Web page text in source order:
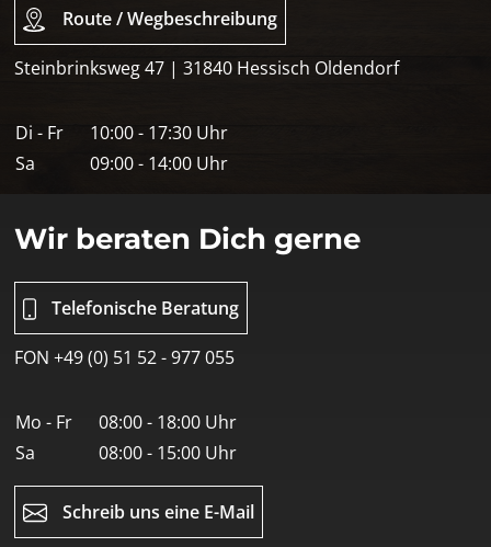
Route / Wegbeschreibung
Steinbrinksweg 47 | 31840 Hessisch Oldendorf
Di - Fr
10:00 - 17:30 Uhr
Sa
09:00 - 14:00 Uhr
Wir beraten Dich gerne
Telefonische Beratung
FON +49 (0) 51 52 - 977 055
Mo - Fr
08:00 - 18:00 Uhr
Sa
08:00 - 15:00 Uhr
Schreib uns eine E-Mail